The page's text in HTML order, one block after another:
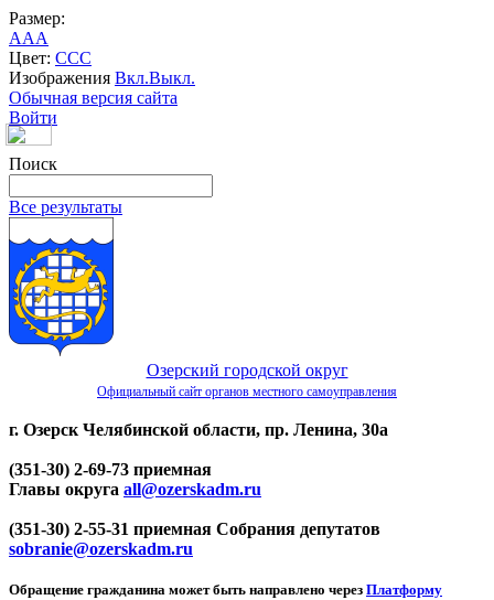
Размер:
AAA
Цвет: CCC
Изображения Вкл.Выкл.
Обычная версия сайта
Войти
Поиск
Все результаты
Озерский городской округ
Официальный сайт органов местного самоуправления
г. Озерск Челябинской области, пр. Ленина, 30а
(351-30) 2-69-73 приемная
Главы округа all@ozerskadm.ru
(351-30) 2-55-31 приемная Собрания депутатов
sobranie@ozerskadm.ru
Обращение гражданина может быть направлено через Платформу